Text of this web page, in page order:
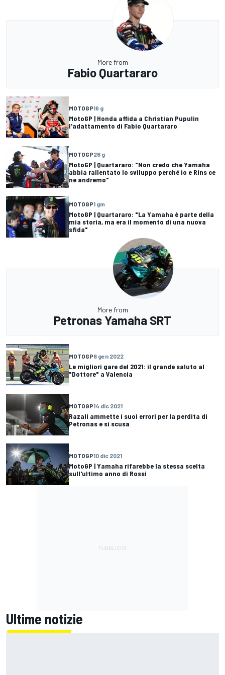
More from
Fabio Quartararo
MOTOGP19 g
MotoGP | Honda affida a Christian Pupulin
l'adattamento di Fabio Quartararo
MOTOGP26 g
MotoGP | Quartararo: "Non credo che Yamaha
abbia rallentato lo sviluppo perché io e Rins ce
ne andremo"
MOTOGP1 gm
MotoGP | Quartararo: "La Yamaha è parte della
mia storia, ma era il momento di una nuova
sfida"
More from
Petronas Yamaha SRT
MOTOGP6 gen 2022
Le migliori gare del 2021: il grande saluto al
"Dottore" a Valencia
MOTOGP14 dic 2021
Razali ammette i suoi errori per la perdita di
Petronas e si scusa
MOTOGP10 dic 2021
MotoGP | Yamaha rifarebbe la stessa scelta
sull'ultimo anno di Rossi
Ultime notizie